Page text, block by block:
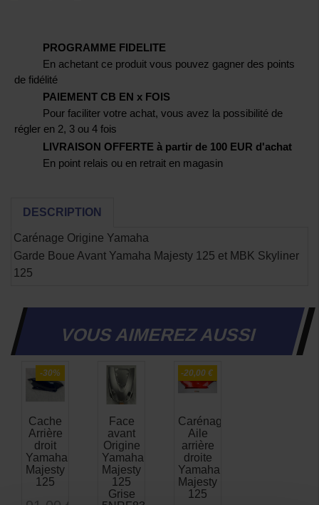
PROGRAMME FIDELITE
En achetant ce produit vous pouvez gagner des points
de fidélité
PAIEMENT CB EN x FOIS
Pour faciliter votre achat, vous avez la possibilité de
régler en 2, 3 ou 4 fois
LIVRAISON OFFERTE à partir de 100 EUR d'achat
En point relais ou en retrait en magasin
DESCRIPTION
Carénage Origine Yamaha
Garde Boue Avant Yamaha Majesty 125 et MBK Skyliner
125
VOUS AIMEREZ AUSSI
-30%
Cache
Arrière
droit
Yamaha
Majesty
125
Face
avant
Origine
Yamaha
Majesty
125
Grise
-20,00 €
Carénage
Aile
arrière
droite
Yamaha
Majesty
125